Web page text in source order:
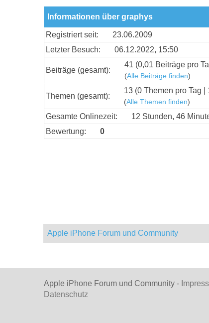
Informationen über graphys
Registriert seit:
23.06.2009
Letzter Besuch:
06.12.2022, 15:50
Beiträge (gesamt):
41 (0,01 Beiträge pro
(Alle Beiträge finden)
Themen (gesamt):
13 (0 Themen pro Tag
(Alle Themen finden)
Gesamte Onlinezeit:
12 Stunden, 46
Bewertung:
0
Apple iPhone Forum und Community
Apple iPhone Forum und Community -
Datenschutz